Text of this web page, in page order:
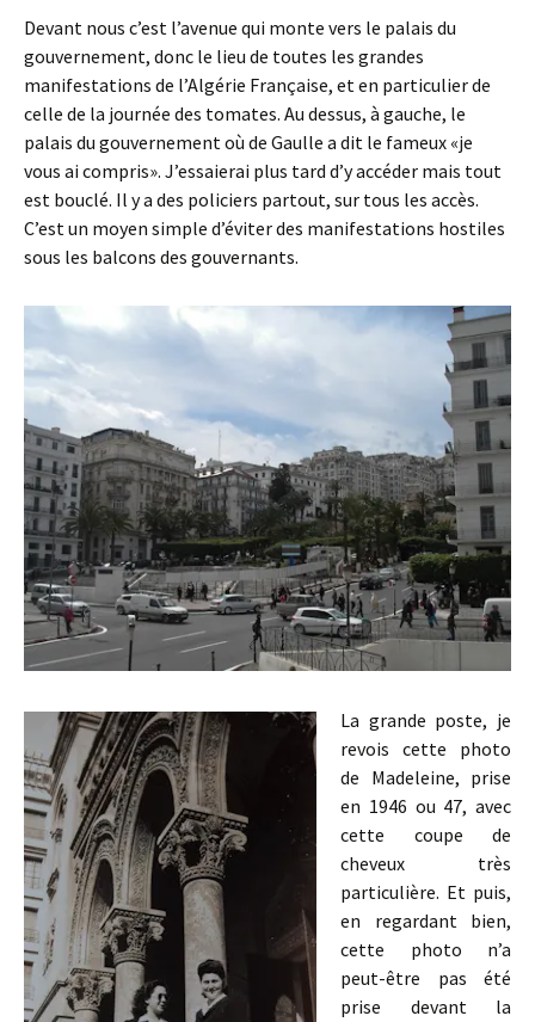
Devant nous c’est l’avenue qui monte vers le palais du
gouvernement, donc le lieu de toutes les grandes
manifestations de l’Algérie Française, et en particulier de
celle de la journée des tomates. Au dessus, à gauche, le
palais du gouvernement où de Gaulle a dit le fameux «je
vous ai compris». J’essaierai plus tard d’y accéder mais tout
est bouclé. Il y a des policiers partout, sur tous les accès.
C’est un moyen simple d’éviter des manifestations hostiles
sous les balcons des gouvernants.
La grande poste, je
revois cette photo
de Madeleine, prise
en 1946 ou 47, avec
cette coupe de
cheveux très
particulière. Et puis,
en regardant bien,
cette photo n’a
peut-être pas été
prise devant la